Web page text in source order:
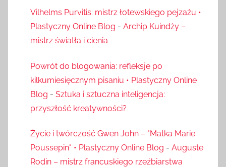
Vilhelms Purvitis: mistrz łotewskiego pejzażu •
Plastyczny Online Blog - Archip Kuindży –
mistrz światła i cienia
Powrót do blogowania: refleksje po
kilkumiesięcznym pisaniu • Plastyczny Online
Blog - Sztuka i sztuczna inteligencja:
przyszłość kreatywności?
Życie i twórczość Gwen John – "Matka Marie
Poussepin" • Plastyczny Online Blog - Auguste
Rodin – mistrz francuskiego rzeźbiarstwa